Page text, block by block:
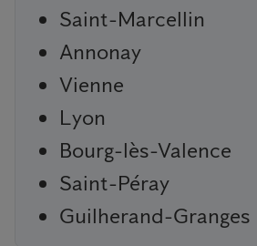
Saint-Marcellin
Annonay
Vienne
Lyon
Bourg-lès-Valence
Saint-Péray
Guilherand-Granges